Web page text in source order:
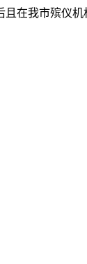
在我市殡仪机